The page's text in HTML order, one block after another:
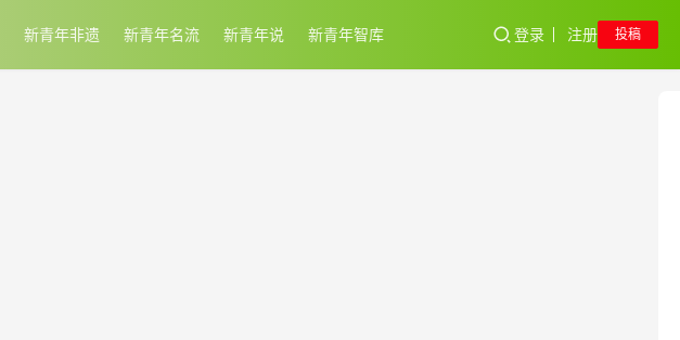
新青年非遗 新青年名流 新青年说 新青年智库 登录 注册 投稿